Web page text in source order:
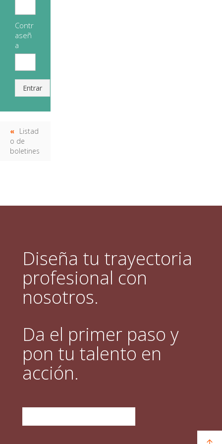
Contr
aseñ
a
Entrar
Listad
o de
boletines
Diseña tu trayectoria
profesional con
nosotros.
Da el primer paso y
pon tu talento en
acción.